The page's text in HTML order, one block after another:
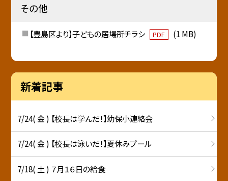
その他
【豊島区より】子どもの居場所チラシ PDF (1 MB)
新着記事
7/24( 金 ) 【校長は学んだ！】幼保小連絡会
7/24( 金 ) 【校長は泳いだ！】夏休みプール
7/18( 土 ) ７月１６日の給食